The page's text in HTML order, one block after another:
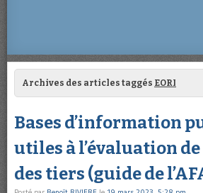
Archives des articles taggés EORI
Bases d’information
utiles à l’évaluation
des tiers (guide de